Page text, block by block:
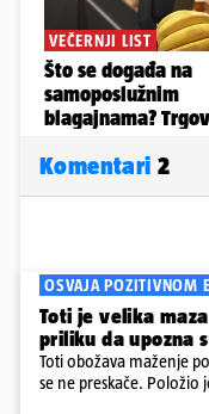
Komentari 2
OSVAJA POZITIVNOM
Toti je velika
priliku da upozna
Toti obožava maženje
se ne preskače. Položio